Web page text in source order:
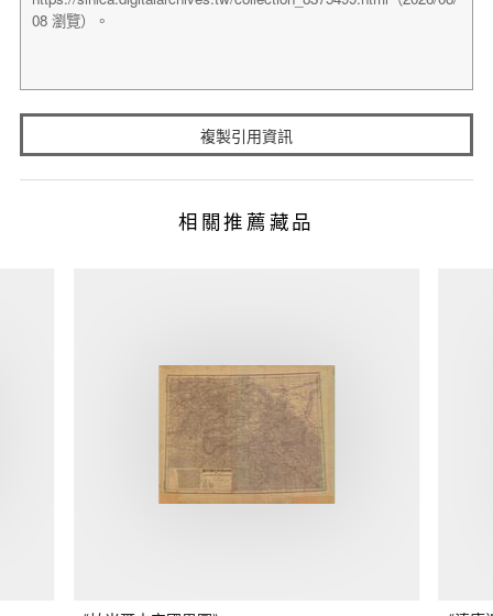
複製引用資訊
相關推薦藏品